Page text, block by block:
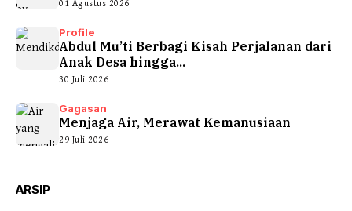
01 Agustus 2026
Profile
Abdul Mu’ti Berbagi Kisah Perjalanan dari
Anak Desa hingga...
30 Juli 2026
Gagasan
Menjaga Air, Merawat Kemanusiaan
29 Juli 2026
ARSIP